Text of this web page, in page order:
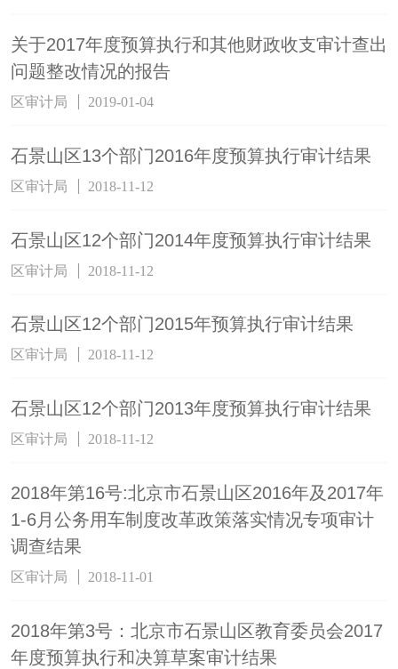
关于2017年度预算执行和其他财政收支审计查出
问题整改情况的报告
区审计局 2019-01-04
石景山区13个部门2016年度预算执行审计结果
区审计局 2018-11-12
石景山区12个部门2014年度预算执行审计结果
区审计局 2018-11-12
石景山区12个部门2015年预算执行审计结果
区审计局 2018-11-12
石景山区12个部门2013年度预算执行审计结果
区审计局 2018-11-12
2018年第16号:北京市石景山区2016年及2017年
1-6月公务用车制度改革政策落实情况专项审计
调查结果
区审计局 2018-11-01
2018年第3号：北京市石景山区教育委员会2017
年度预算执行和决算草案审计结果